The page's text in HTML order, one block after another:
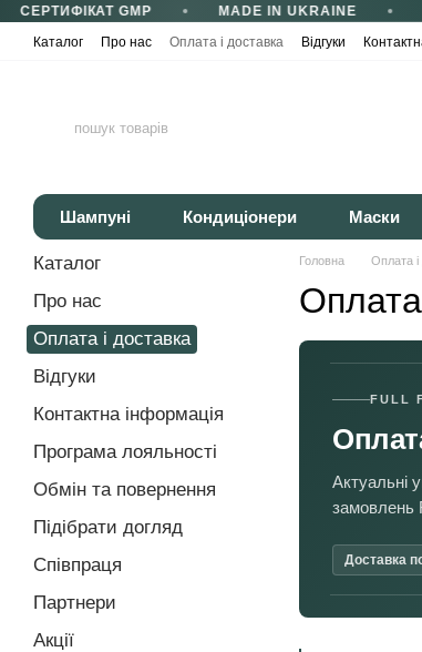
Перейти до основного контенту
СЕРТИФІКАТ GMP MADE IN UKRAINE
Каталог
Про нас Оплата і доставка Відгуки
Шампуні Кондиціонери Маски
Головна Оплата і
FULL
Актуальні
замовлень
Доставка
Каталог
Про нас
Оплата і доставка
Відгуки
Контактна інформація
Програма лояльності
Обмін та повернення
Підібрати догляд
Співпраця
Партнери
Акції